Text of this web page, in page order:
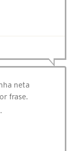
neta
frase.